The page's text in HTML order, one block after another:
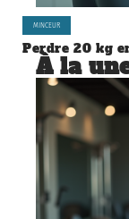
MINCEUR
Perdre 20 kg
À la